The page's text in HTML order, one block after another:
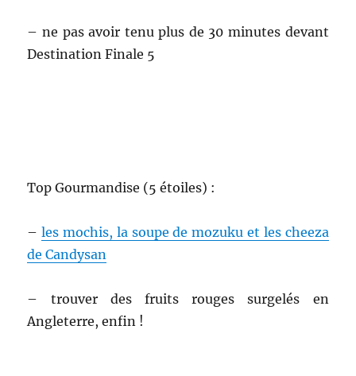
– ne pas avoir tenu plus de 30 minutes devant
Destination Finale 5
Top Gourmandise (5 étoiles) :
–les mochis, la soupe de mozuku et les cheeza
de Candysan
– trouver des fruits rouges surgelés en
Angleterre, enfin !